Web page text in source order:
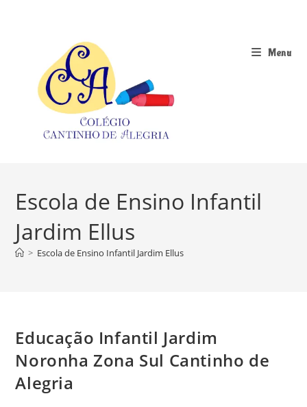
Menu
Escola de Ensino Infantil
Jardim Ellus
> Escola de Ensino Infantil Jardim Ellus
Educação Infantil Jardim
Noronha Zona Sul Cantinho de
Alegria